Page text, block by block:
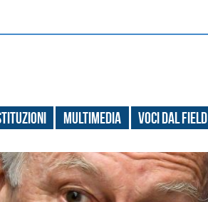
Multimedia Voci dal field